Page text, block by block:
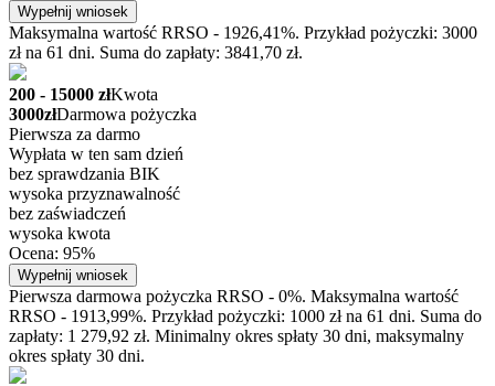
Wypełnij wniosek
Maksymalna wartość RRSO - 1926,41%. Przykład pożyczki: 3000
zł na 61 dni. Suma do zapłaty: 3841,70 zł.
200 - 15000 złKwota
3000złDarmowa pożyczka
Pierwsza za darmo
Wypłata w ten sam dzień
bez sprawdzania BIK
wysoka przyznawalność
bez zaświadczeń
wysoka kwota
Ocena: 95%
Wypełnij wniosek
Pierwsza darmowa pożyczka RRSO - 0%. Maksymalna wartość
RRSO - 1913,99%. Przykład pożyczki: 1000 zł na 61 dni. Suma do
zapłaty: 1 279,92 zł. Minimalny okres spłaty 30 dni, maksymalny
okres spłaty 30 dni.